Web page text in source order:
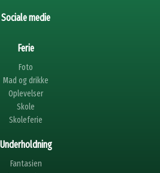
Sociale medie
Ferie
Foto
Mad og drikke
Oplevelser
Skole
Skoleferie
Underholdning
Fantasien